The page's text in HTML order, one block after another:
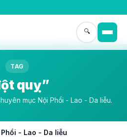
🔍
TAG
quỵ”
mục Nội Phổi - Lao - Da liễu.
- Lao - Da liễu